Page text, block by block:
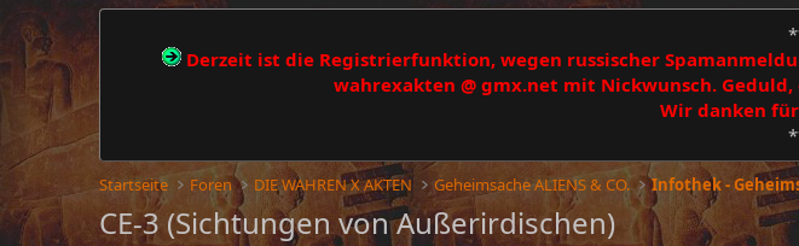
Derzeit ist die Registrierfunktion, wegen russischer
wahrexakten @ gmx.net mit Nickwunsch.
Wir danken
Startseite Foren DIE WAHREN X AKTEN Geheimsache ALIENS & CO. Infothek -
CE-3 (Sichtungen von Außerirdischen)